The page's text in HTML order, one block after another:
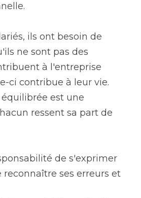
ils ont besoin de
ne sont pas des
à l'entreprise
ci contribue à leur vie.
est une
ressent sa part de
de s'exprimer
reconnaître ses erreurs et